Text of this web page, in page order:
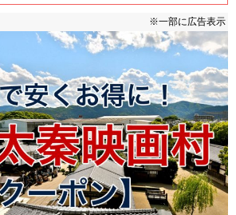
※一部に広告表示